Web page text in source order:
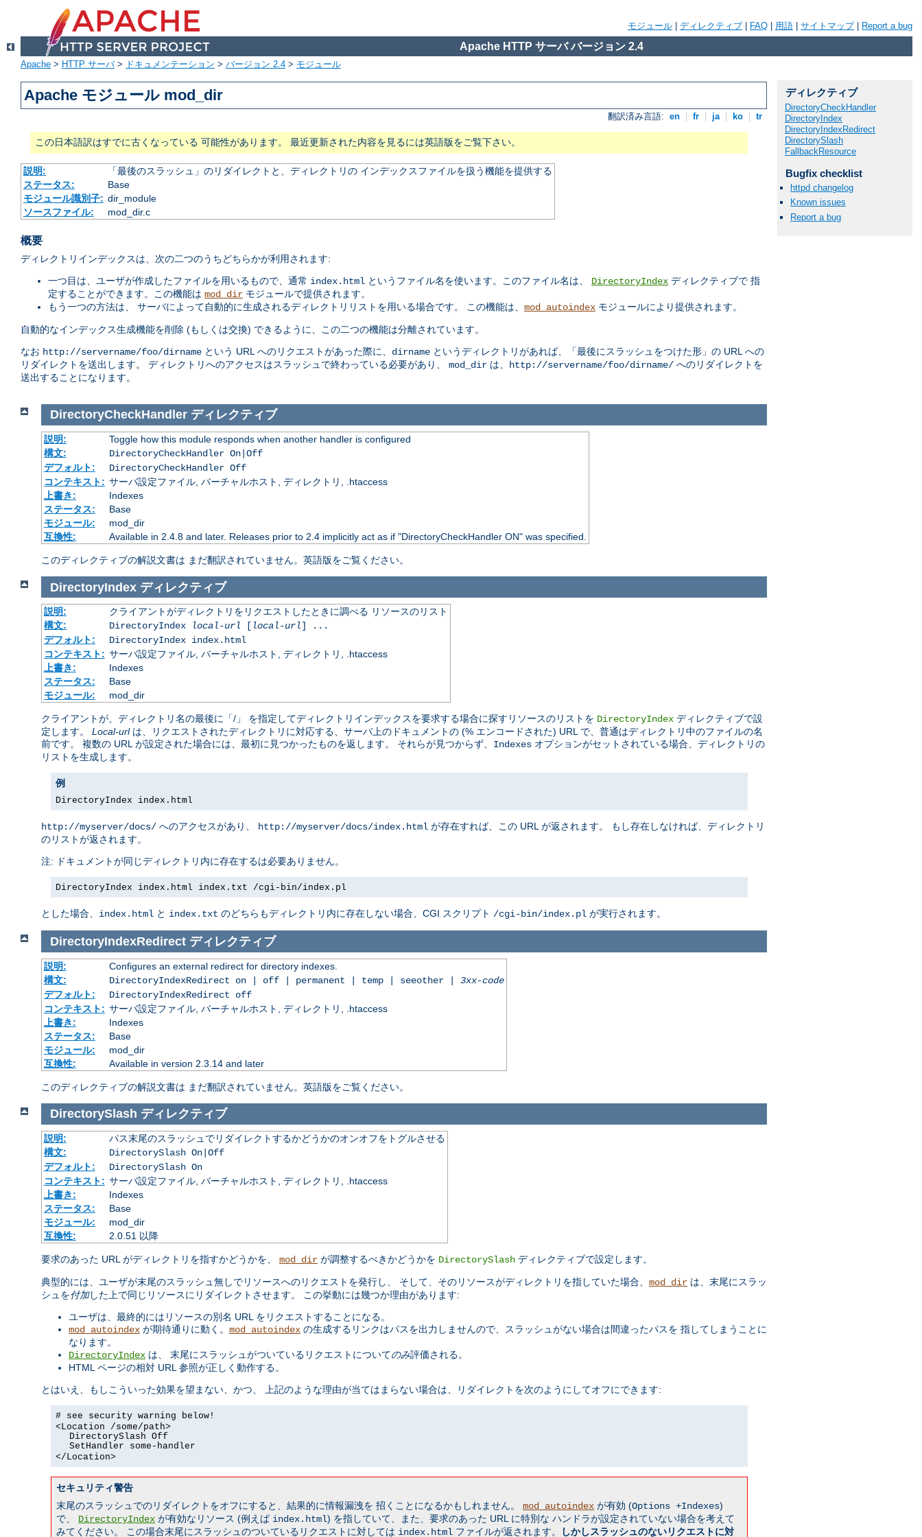
モジュール ディレクティブ FAQ 用語 サイトマップ| Report a bug
Apache HTTP サーバ バージョン 2.4
Apache > HTTP サーバ> ドキュメンテーション > バージョン 2.4 > モジュール
Apache モジュール mod_dir
翻訳済み言語: en fr ja ko tr
この日本語訳はすでに古くなっている 可能性があります。 最近更新された内容を見るには英語版をご覧下さい。
説明:
「最後のスラッシュ」のリダイレクトと、ディレクトリの インデックスファイルを扱う機能を提供する
ステータス:
Base
モジュール識別子: dir_module
ソースファイル:
mod_dir.c
概要
ディレクトリインデックスは、次の二つのうちどちらかが利用されます:
一つ目は、ユーザが作成したファイルを用いるもので、通常 index.html というファイル名を使います。このファイル名は、 DirectoryIndex ディレクティブで 指
定することができます。この機能は mod_dir モジュールで提供されます。
もう一つの方法は、 サーバによって自動的に生成されるディレクトリリストを用いる場合です。 この機能は、 mod_autoindex モジュールにより提供されます。
自動的なインデックス生成機能を削除 (もしくは交換) できるように、この二つの機能は分離されています。
なお http://servername/foo/dirname という URL へのリクエストがあった際に、 dirname というディレクトリがあれば、「最後にスラッシュをつけた形」の URL への
リダイレクトを送出します。 ディレクトリへのアクセスはスラッシュで終わっている必要があり、 mod_dir は、 http://servername/foo/dirname/ へのリダイレクトを
送出することになります。
DirectoryCheckHandlerディレクティブ
説明:
Toggle how this module responds when another handler is configured
構文:
DirectoryCheckHandler On|Off
デフォルト:
DirectoryCheckHandler Off
コンテキスト: サーバ設定ファイル, バーチャルホスト, ディレクトリ, .htaccess
上書き:
Indexes
ステータス:
Base
モジュール:
mod_dir
互換性:
Available in 2.4.8 and later. Releases prior to 2.4 implicitly act as if "DirectoryCheckHandler ON" was specified.
このディレクティブの解説文書は まだ翻訳されていません。英語版をご覧ください。
DirectoryIndexディレクティブ
説明:
クライアントがディレクトリをリクエストしたときに調べる リソースのリスト
構文:
DirectoryIndex local-url [ local-url] ...
デフォルト:
DirectoryIndex index.html
コンテキスト: サーバ設定ファイル, バーチャルホスト, ディレクトリ, .htaccess
上書き:
Indexes
ステータス:
Base
モジュール:
mod_dir
クライアントが、ディレクトリ名の最後に「/」 を指定してディレクトリインデックスを要求する場合に探すリソースのリストを DirectoryIndex ディレクティブで設
定します。 Local-urlは、リクエストされたディレクトリに対応する、サーバ上のドキュメントの (% エンコードされた) URL で、普通はディレクトリ中のファイルの名
前です。 複数の URL が設定された場合には、最初に見つかったものを返します。 それらが見つからず、 Indexes オプションがセットされている場合、ディレクトリの
リストを生成します。
例
DirectoryIndex index.html
http://myserver/docs/ へのアクセスがあり、 http://myserver/docs/index.html が存在すれば、この URL が返されます。 もし存在しなければ、ディレクトリ
のリストが返されます。
注: ドキュメントが同じディレクトリ内に存在するは必要ありません。
DirectoryIndex index.html index.txt /cgi-bin/index.pl
とした場合、 index.html と index.txt のどちらもディレクトリ内に存在しない場合、CGI スクリプト /cgi-bin/index.pl が実行されます。
DirectoryIndexRedirectディレクティブ
説明:
Configures an external redirect for directory indexes.
構文:
DirectoryIndexRedirect on | off | permanent | temp | seeother | 3xx-code
デフォルト:
DirectoryIndexRedirect off
コンテキスト: サーバ設定ファイル, バーチャルホスト, ディレクトリ, .htaccess
上書き:
Indexes
ステータス:
Base
モジュール:
mod_dir
互換性:
Available in version 2.3.14 and later
このディレクティブの解説文書は まだ翻訳されていません。英語版をご覧ください。
DirectorySlash ディレクティブ
説明:
パス末尾のスラッシュでリダイレクトするかどうかのオンオフをトグルさせる
構文:
DirectorySlash On|Off
デフォルト:
DirectorySlash On
コンテキスト: サーバ設定ファイル, バーチャルホスト, ディレクトリ, .htaccess
上書き:
Indexes
ステータス:
Base
モジュール:
mod_dir
互換性:
2.0.51 以降
要求のあった URL がディレクトリを指すかどうかを、 mod_dir が調整するべきかどうかを DirectorySlash ディレクティブで設定します。
典型的には、ユーザが末尾のスラッシュ無しでリソースへのリクエストを発行し、 そして、そのリソースがディレクトリを指していた場合、 mod_dir は、末尾にスラッ
シュを付加した上で同じリソースにリダイレクトさせます。 この挙動には幾つか理由があります:
ユーザは、最終的にはリソースの別名 URL をリクエストすることになる。
mod_autoindex が期待通りに動く。 mod_autoindex の生成するリンクはパスを出力しませんので、スラッシュがない場合は間違ったパスを 指してしまうことに
なります。
DirectoryIndex は、 末尾にスラッシュがついているリクエストについてのみ評価される。
HTML ページの相対 URL 参照が正しく動作する。
とはいえ、もしこういった効果を望まない、かつ、 上記のような理由が当てはまらない場合は、リダイレクトを次のようにしてオフにできます:
# see security warning below!
<Location /some/path>
DirectorySlash Off
SetHandler some-handler
</Location>
セキュリティ警告
末尾のスラッシュでのリダイレクトをオフにすると、結果的に情報漏洩を 招くことになるかもしれません。 mod_autoindex が有効 (Options +Indexes)
で、 DirectoryIndex が有効なリソース (例えば index.html) を指していて、また、要求のあった URL に特別な ハンドラが設定されていない場合を考えて
みてください。 この場合末尾にスラッシュのついているリクエストに対しては index.html ファイルが返されます。 しかしスラッシュのないリクエストに対
ディレクティブ
DirectoryCheckHandler
DirectoryIndex
DirectoryIndexRedirect
DirectorySlash
FallbackResource
Bugfix checklist
httpd changelog
Known issues
Report a bug